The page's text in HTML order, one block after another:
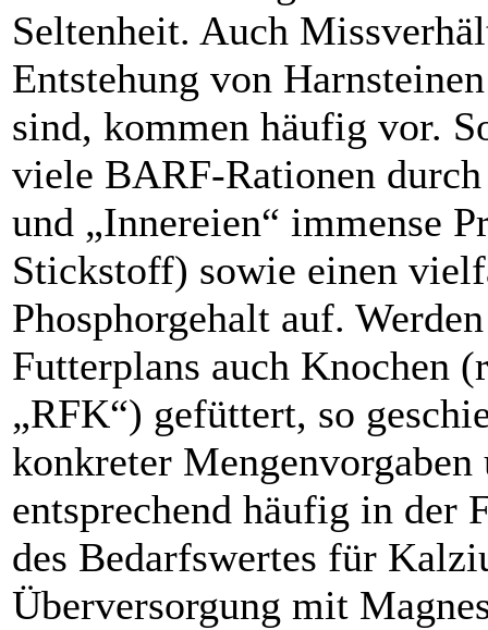
Seltenheit. Auch
Entstehung von
sind, kommen häufig vor.
viele BARF-Rationen
und „Innereien“ immense
Stickstoff) sowie einen
Phosphorgehalt auf.
Futterplans auch Knochen
„RFK“) gefüttert, so
konkreter
entsprechend häufig in der
des Bedarfswertes für
Überversorgung mit